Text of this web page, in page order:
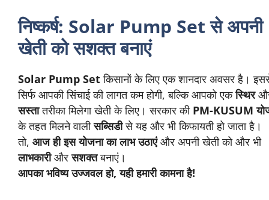
निष्कर्ष: Solar Pump Set से अपनी
खेती को सशक्त बनाएं
Solar Pump Setकिसानों के लिए एक शानदार अवसर है।
सिर्फ आपकी सिंचाई की लागत कम होगी, बल्कि आपको एकस्थिर
सस्तातरीका मिलेगा खेती के लिए। सरकार की PM-KUSUM
के तहत मिलने वालीसब्सिडीसे यह और भी किफायती हो जाता है।
तो, आज ही इस योजना का लाभ उठाएंऔर अपनी खेती को और भी
लाभकारीऔरसशक्तबनाएं।
आपका भविष्य उज्जवल हो, यही हमारी कामना है!